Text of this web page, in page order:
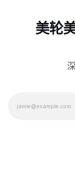
美轮